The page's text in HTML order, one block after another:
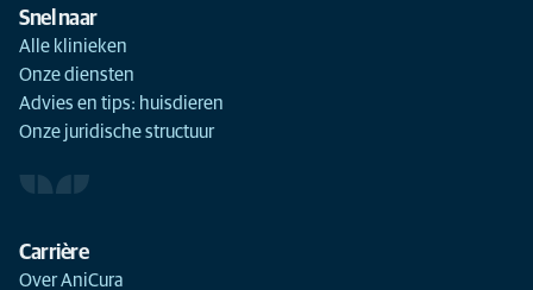
Snel naar
Alle klinieken
Onze diensten
Advies en tips: huisdieren
Onze juridische structuur
Carrière
Over AniCura